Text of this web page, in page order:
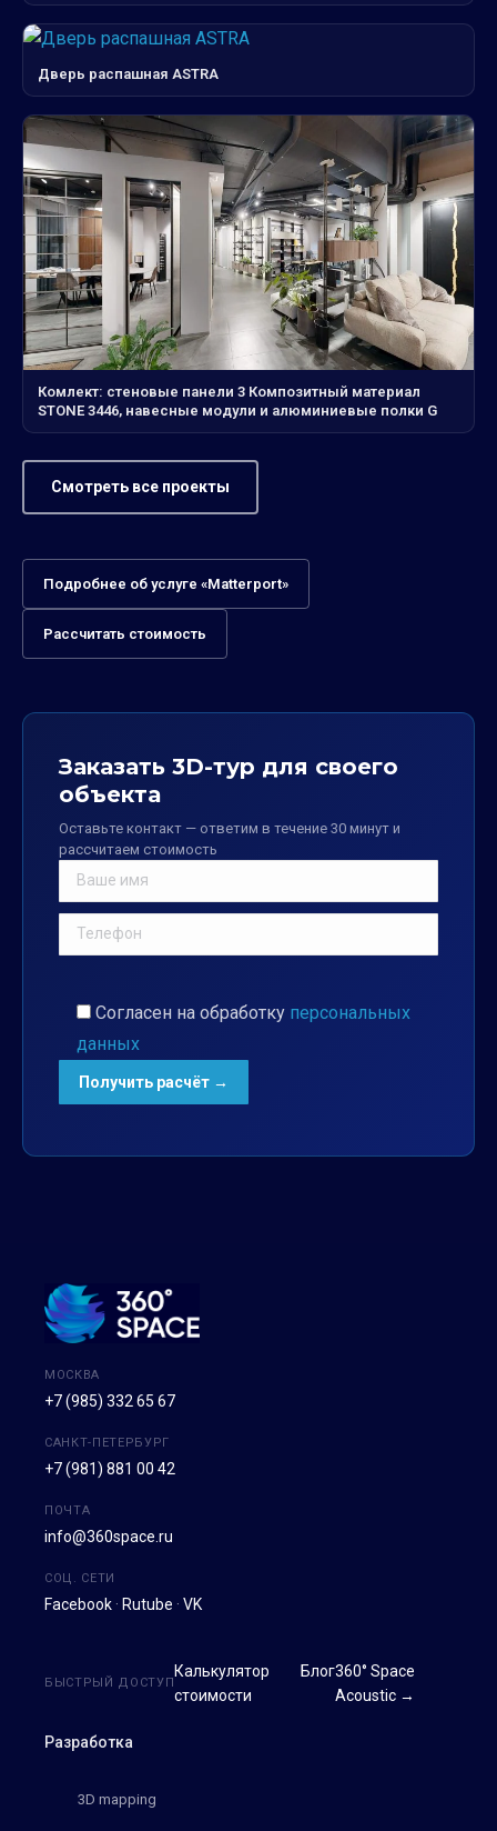
Дверь распашная ASTRA
Комлект: стеновые панели 3 Композитный материал
STONE 3446, навесные модули и алюминиевые полки G
Смотреть все проекты
Подробнее об услуге «Matterport»
Рассчитать стоимость
Заказать 3D-тур для своего
объекта
Оставьте контакт — ответим в течение 30 минут и
рассчитаем стоимость
Согласен на обработку персональных
данных
МОСКВА
+7 (985) 332 65 67
САНКТ-ПЕТЕРБУРГ
+7 (981) 881 00 42
ПОЧТА
info@360space.ru
СОЦ. СЕТИ
Facebook · Rutube · VK
Разработка
3D mapping
БЫСТРЫЙ ДОСТУП
Калькулятор
стоимости
Блог360° Space
Acoustic →